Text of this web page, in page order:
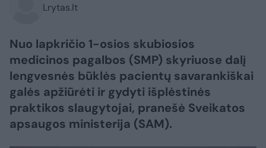
Lrytas.lt
Nuo lapkričio 1-osios skubiosios
medicinos pagalbos (SMP) skyriuose dalį
lengvesnės būklės pacientų savarankiškai
galės apžiūrėti ir gydyti išplėstinės
praktikos slaugytojai, pranešė Sveikatos
apsaugos ministerija (SAM).